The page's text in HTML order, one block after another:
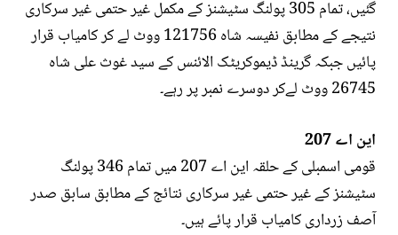
گئیں، تمام 305 پولنگ سٹیشنز کے مکمل غیر حتمی غیر سرکاری
نتیجے کے مطابق نفیسہ شاہ 121756 ووٹ لے کر کامیاب قرار
پائیں جبکہ گرینڈ ڈیموکریٹک الائنس کے سید غوث علی شاہ
26745 ووٹ لےکر دوسرے نمبر پر رہے۔
این اے 207
قومی اسمبلی کے حلقہ این اے 207 میں تمام 346 پولنگ
سٹیشنز کے غیر حتمی غیر سرکاری نتائج کے مطابق سابق صدر
آصف زرداری کامیاب قرار پائے ہیں۔